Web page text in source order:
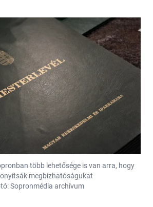
több lehetősége is van arra, hogy
megbízhatóságukat
Sopronmédia archívum